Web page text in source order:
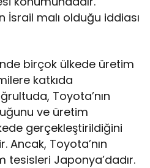
İsrail malı olduğu iddiası
birçok ülkede üretim
katkıda
Toyota’nın
ve üretim
gerçekleştirildiğini
Toyota’nın
tesisleri Japonya’dadır.